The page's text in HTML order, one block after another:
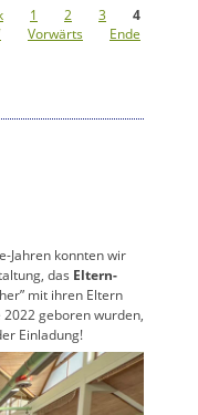
1 2 3
4
Vorwärts Ende
Jahren konnten wir
das Eltern-
mit ihren Eltern
geboren wurden,
Einladung!